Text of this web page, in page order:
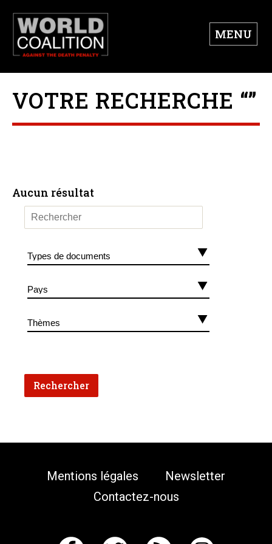
MENU
VOTRE RECHERCHE “”
Aucun résultat
Mentions légales
Newsletter
Contactez-nous